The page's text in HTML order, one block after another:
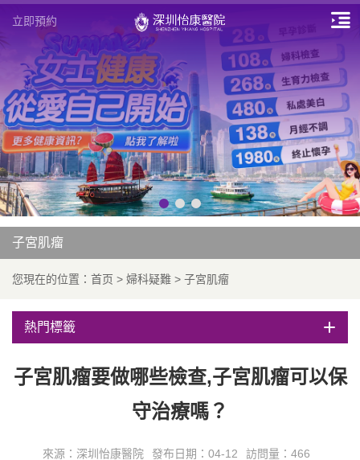
立即預約
子宮肌瘤
您現在的位置： 首页 > 婦科疑難 > 子宮肌瘤
熱門標籤
子宮肌瘤要做哪些檢查,子宮肌瘤可以保
守治療嗎？
來源：深圳怡康醫院 發布日期：04-12 訪問量：466